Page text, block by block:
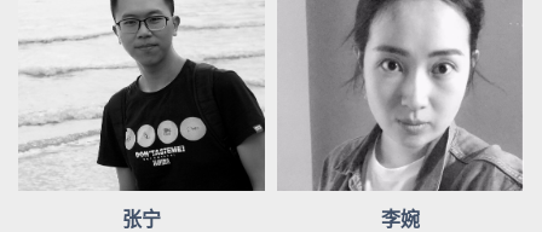
张宁 李婉